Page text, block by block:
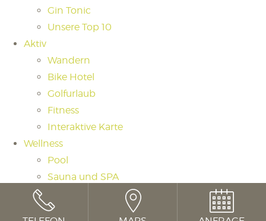
Gin Tonic
Unsere Top 10
Aktiv
Wandern
Bike Hotel
Golfurlaub
Fitness
Interaktive Karte
Wellness
Pool
Sauna und SPA
Massagen und Beauty